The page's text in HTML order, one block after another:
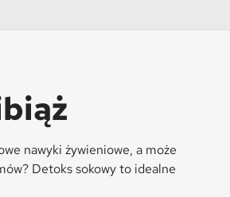
nawyki żywieniowe, a może
Detoks sokowy to idealne